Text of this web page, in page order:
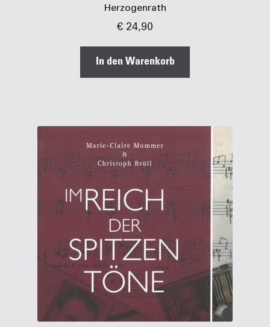
Herzogenrath
€ 24,90
In den Warenkorb